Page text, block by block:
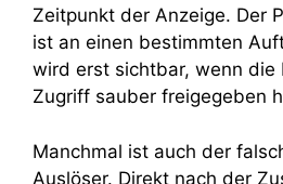
Zeitpunkt der Anzeige. Der
ist an einen bestimmten
wird erst sichtbar, wenn die
Zugriff sauber freigegeben
Manchmal ist auch der
Auslöser. Direkt nach der